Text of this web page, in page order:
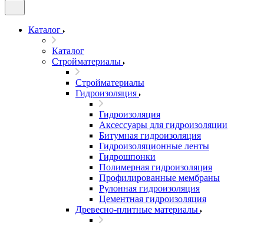
Каталог
Каталог
Стройматериалы
Стройматериалы
Гидроизоляция
Гидроизоляция
Аксессуары для гидроизоляции
Битумная гидроизоляция
Гидроизоляционные ленты
Гидрошпонки
Полимерная гидроизоляция
Профилированные мембраны
Рулонная гидроизоляция
Цементная гидроизоляция
Древесно-плитные материалы